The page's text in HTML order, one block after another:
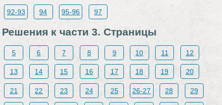
92-93 94 95-96 97
Решения к части 3. Страницы
5 6 7 8 9 10 11 12
13 14 15 16 17 18 19 20
21 22 23 24 25 26-27 28 29